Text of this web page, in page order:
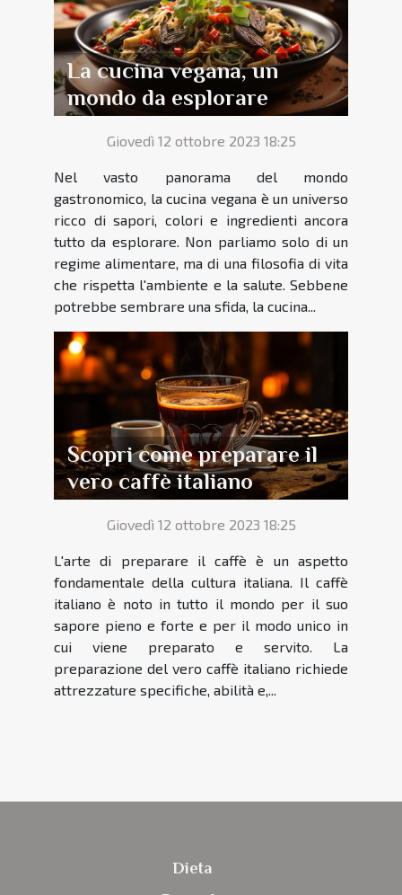
La cucina vegana, un
mondo da esplorare
Giovedì 12 ottobre 2023 18:25
Nel vasto panorama del mondo
gastronomico, la cucina vegana è un universo
ricco di sapori, colori e ingredienti ancora
tutto da esplorare. Non parliamo solo di un
regime alimentare, ma di una filosofia di vita
che rispetta l'ambiente e la salute. Sebbene
potrebbe sembrare una sfida, la cucina...
Scopri come preparare il
vero caffè italiano
Giovedì 12 ottobre 2023 18:25
L'arte di preparare il caffè è un aspetto
fondamentale della cultura italiana. Il caffè
italiano è noto in tutto il mondo per il suo
sapore pieno e forte e per il modo unico in
cui viene preparato e servito. La
preparazione del vero caffè italiano richiede
attrezzature specifiche, abilità e,...
Dieta